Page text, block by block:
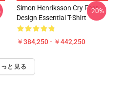
Simon Henriksson Cry Fear
Design Essential T-Shirt
￥384,250 - ￥442,250
-20%
っと見る